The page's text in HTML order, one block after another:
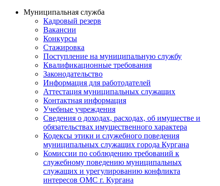
Муниципальная служба
Кадровый резерв
Вакансии
Конкурсы
Стажировка
Поступление на муниципальную службу
Квалификационные требования
Законодательство
Информация для работодателей
Аттестация муниципальных служащих
Контактная информация
Учебные учреждения
Сведения о доходах, расходах, об имуществе и
обязательствах имущественного характера
Кодексы этики и служебного поведения
муниципальных служащих города Кургана
Комиссии по соблюдению требований к
служебному поведению муниципальных
служащих и урегулированию конфликта
интересов ОМС г. Кургана